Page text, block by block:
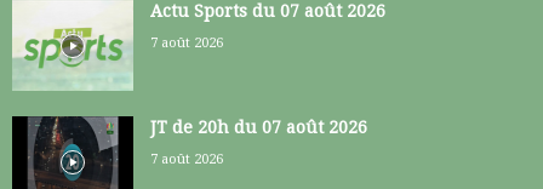
Actu Sports du 07 août 2026
7 août 2026
JT de 20h du 07 août 2026
7 août 2026